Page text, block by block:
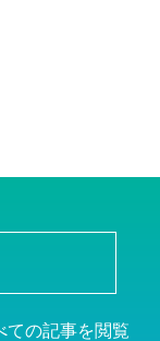
ての記事を閲覧